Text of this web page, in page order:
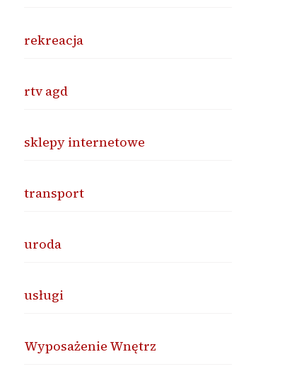
rekreacja
rtv agd
sklepy internetowe
transport
uroda
usługi
Wyposażenie Wnętrz